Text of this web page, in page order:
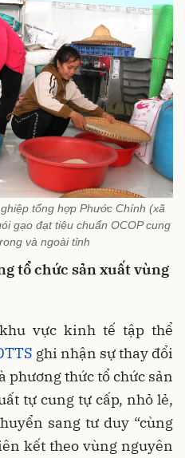
tổng hợp Phước Chính (xã
gạo đạt tiêu chuẩn OCOP cung
và ngoài tỉnh
tổ chức sản xuất vùng
vực kinh tế tập thể
ghi nhận sự thay đổi
phương thức tổ chức sản
tự cung tự cấp, nhỏ lẻ,
sang tư duy “cùng
kết theo vùng nguyên